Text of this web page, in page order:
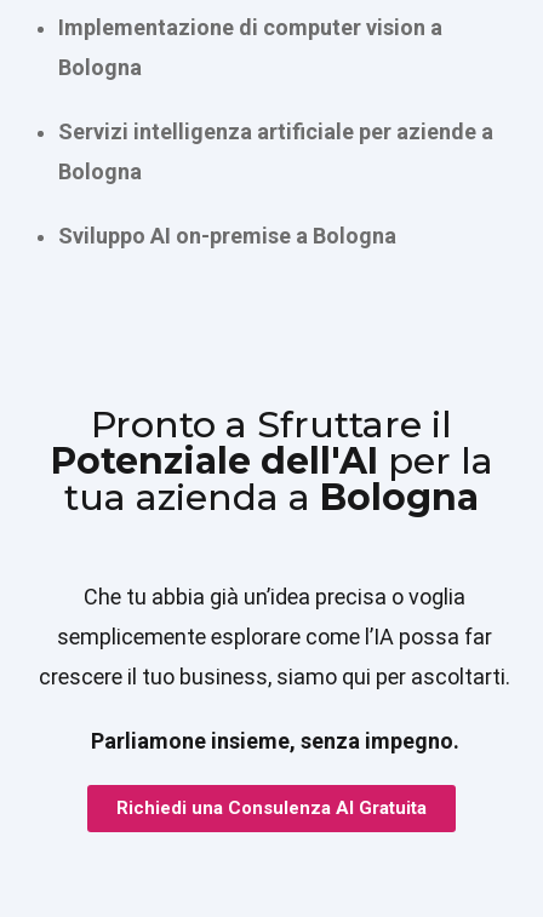
Implementazione di computer vision a
Bologna
Servizi intelligenza artificiale per aziende a
Bologna
Sviluppo AI on-premise a Bologna
Pronto a Sfruttare il
Potenziale dell'AI per la
tua azienda a Bologna
Che tu abbia già un’idea precisa o voglia
semplicemente esplorare come l’IA possa far
crescere il tuo business, siamo qui per ascoltarti.
Parliamone insieme, senza impegno.
Richiedi una Consulenza AI Gratuita